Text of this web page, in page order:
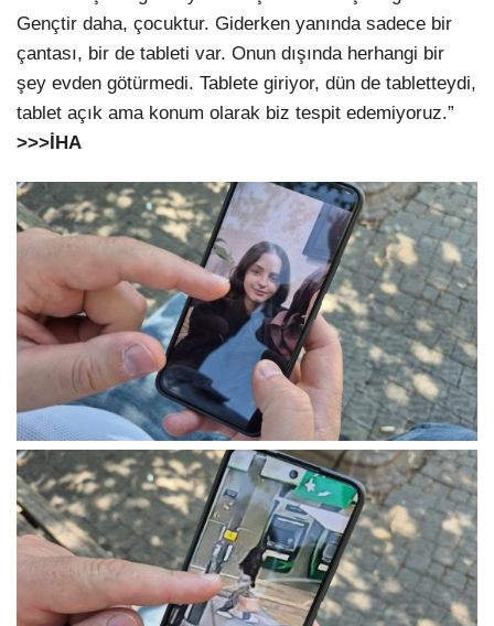
Gençtir daha, çocuktur. Giderken yanında sadece bir
çantası, bir de tableti var. Onun dışında herhangi bir
şey evden götürmedi. Tablete giriyor, dün de tabletteydi,
tablet açık ama konum olarak biz tespit edemiyoruz.”
>>>İHA